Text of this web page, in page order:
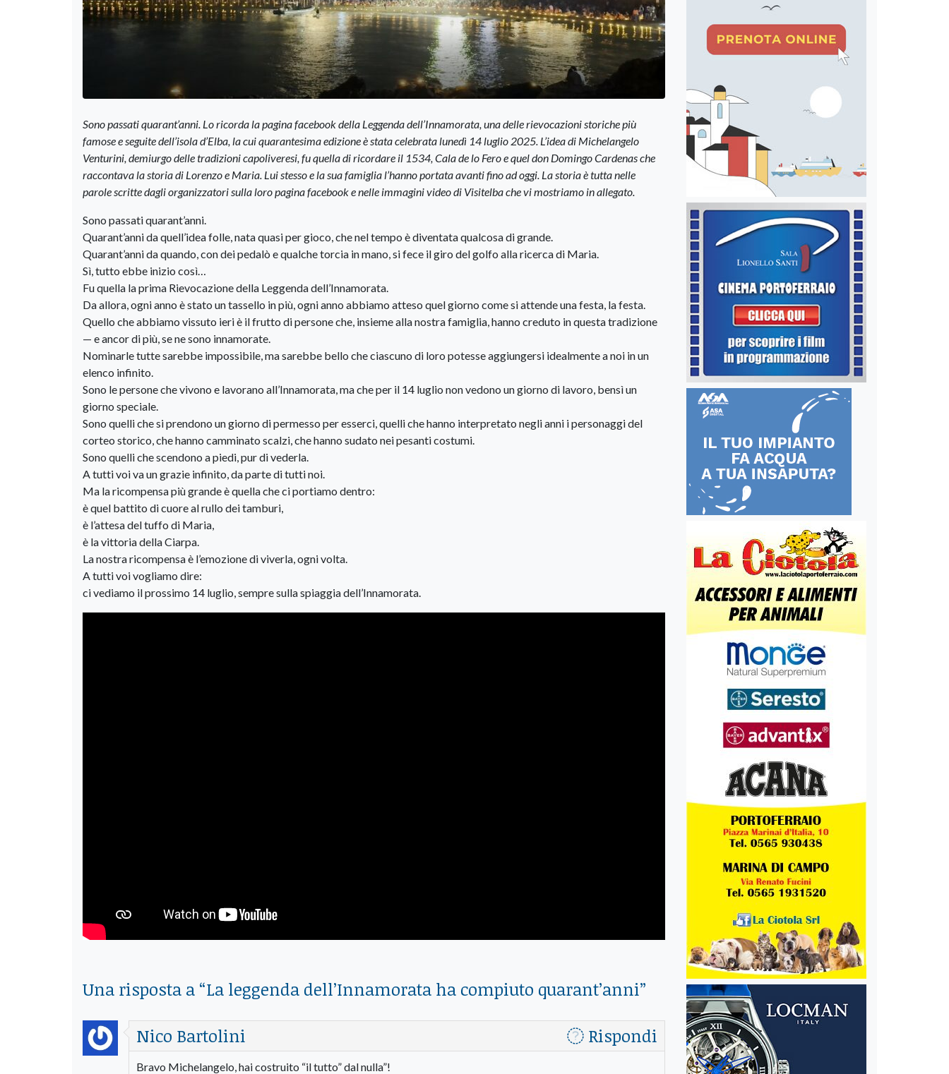
Sono passati quarant’anni. Lo ricorda la pagina facebook della Leggenda dell’Innamorata, una delle rievocazioni storiche più
famose e seguite dell’isola d’Elba, la cui quarantesima edizione è stata celebrata lunedì 14 luglio 2025. L’idea di Michelangelo
Venturini, demiurgo delle tradizioni capoliveresi, fu quella di ricordare il 1534, Cala de lo Fero e quel don Domingo Cardenas che
raccontava la storia di Lorenzo e Maria. Lui stesso e la sua famiglia l’hanno portata avanti fino ad oggi. La storia è tutta nelle
parole scritte dagli organizzatori sulla loro pagina facebook e nelle immagini video di Visitelba che vi mostriamo in allegato.
Sono passati quarant’anni.
Quarant’anni da quell’idea folle, nata quasi per gioco, che nel tempo è diventata qualcosa di grande.
Quarant’anni da quando, con dei pedalò e qualche torcia in mano, si fece il giro del golfo alla ricerca di Maria.
Sì, tutto ebbe inizio così…
Fu quella la prima Rievocazione della Leggenda dell’Innamorata.
Da allora, ogni anno è stato un tassello in più, ogni anno abbiamo atteso quel giorno come si attende una festa, la festa.
Quello che abbiamo vissuto ieri è il frutto di persone che, insieme alla nostra famiglia, hanno creduto in questa tradizione
— e ancor di più, se ne sono innamorate.
Nominarle tutte sarebbe impossibile, ma sarebbe bello che ciascuno di loro potesse aggiungersi idealmente a noi in un
elenco infinito.
Sono le persone che vivono e lavorano all’Innamorata, ma che per il 14 luglio non vedono un giorno di lavoro, bensì un
giorno speciale.
Sono quelli che si prendono un giorno di permesso per esserci, quelli che hanno interpretato negli anni i personaggi del
corteo storico, che hanno camminato scalzi, che hanno sudato nei pesanti costumi.
Sono quelli che scendono a piedi, pur di vederla.
A tutti voi va un grazie infinito, da parte di tutti noi.
Ma la ricompensa più grande è quella che ci portiamo dentro:
è quel battito di cuore al rullo dei tamburi,
è l’attesa del tuffo di Maria,
è la vittoria della Ciarpa.
La nostra ricompensa è l’emozione di viverla, ogni volta.
A tutti voi vogliamo dire:
ci vediamo il prossimo 14 luglio, sempre sulla spiaggia dell’Innamorata.
Una risposta a “La leggenda dell’Innamorata ha compiuto quarant’anni”
Nico Bartolini
Rispondi
Bravo Michelangelo, hai costruito “il tutto” dal nulla”!